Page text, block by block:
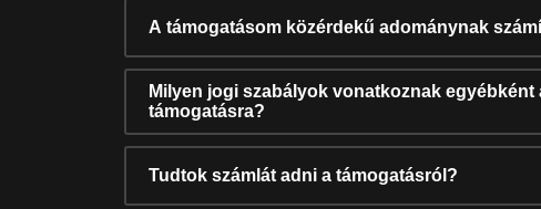
A támogatásom közérdekű adománynak
Milyen jogi szabályok vonatkoznak egyébként
támogatásra?
Tudtok számlát adni a támogatásról?